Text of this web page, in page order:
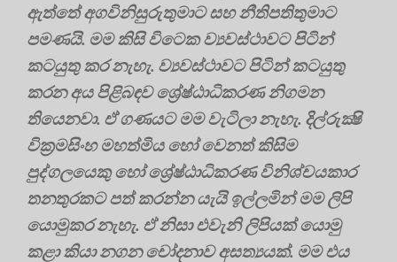
ඇත්තේ අගවිනිසුරුතුමාට සහ නීතිපතිතුමාට
පමණයි. මම කිසි විටෙක ව්‍යවස්ථාවට පිටින්
කටයුතු කර නැහැ. ව්‍යවස්ථාවට පිටින් කටයුතු
කරන අය පිළිබඳව ශ්‍රේෂ්ඨාධිකරණ නිගමන
තියෙනවා. ඒ ගණයට මම වැටිලා නැහැ. දිල්රුක්‍ෂි
වික්‍රමසිංහ මහත්මිය හෝ වෙනත් කිසිම
පුද්ගලයෙකු හෝ ශ්‍රේෂ්ඨාධිකරණ විනිශ්චයකාර
තනතුරකට පත් කරන්න යැයි ඉල්ලමින් මම ලිපි
යොමුකර නැහැ. ඒ නිසා එවැනි ලිපියක් යොමු
කළා කියා නගන චෝදනාව අසත්‍යයක්. මම එය